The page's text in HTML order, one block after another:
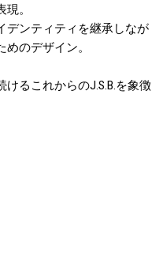
。
デンティティを継承しなが
のデザイン。
るこれからのJ.S.B.を象徴